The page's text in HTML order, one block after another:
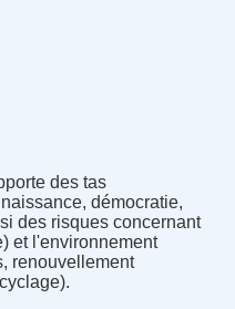
des tas
démocratie,
des risques concernant
et l'environnement
renouvellement